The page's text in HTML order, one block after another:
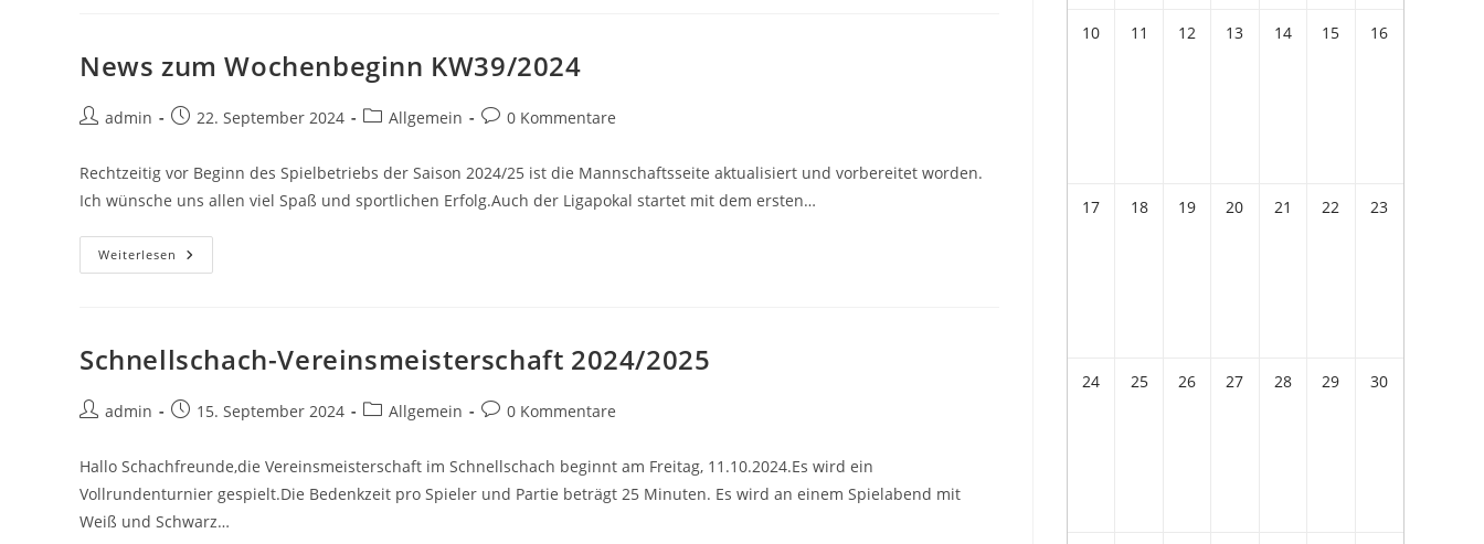
News zum Wochenbeginn KW39/2024
Beitrags-
admin
Beitrag22. September 2024
Beitrags-
Allgemein
Beitrags-
0 Kommentare
Rechtzeitig vor Beginn des Spielbetriebs der Saison 2024/25 ist die Mannschaftsseite aktualisiert und vorbereitet worden.
Ich wünsche uns allen viel Spaß und sportlichen Erfolg.Auch der Ligapokal startet mit dem ersten…
Weiterlesen News
Zum
Schnellschach-Vereinsmeisterschaft 2024/2025
Beitrags-
admin
Beitrag15. September 2024
Beitrags-
Allgemein
Beitrags-
0 Kommentare
Hallo Schachfreunde,die Vereinsmeisterschaft im Schnellschach beginnt am Freitag, 11.10.2024.Es wird ein
Vollrundenturnier gespielt.Die Bedenkzeit pro Spieler und Partie beträgt 25 Minuten. Es wird an einem Spielabend mit
Weiß und Schwarz…
10 11 12 13 14 15 16
17 18 19 20 21 22 23
24 25 26 27 28 29 30